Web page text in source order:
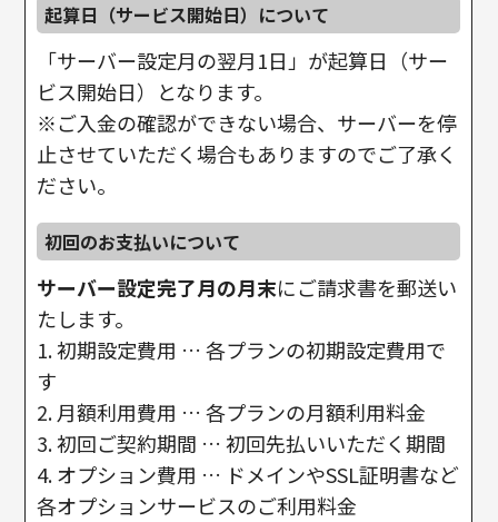
起算日（サービス開始日）について
「サーバー設定月の翌月1日」が起算日（サー
ビス開始日）となります。
※ご入金の確認ができない場合、サーバーを停
止させていただく場合もありますのでご了承く
ださい。
初回のお支払いについて
サーバー設定完了月の月末にご請求書を郵送い
たします。
1. 初期設定費用 … 各プランの初期設定費用で
す
2. 月額利用費用 … 各プランの月額利用料金
3. 初回ご契約期間 … 初回先払いいただく期間
4. オプション費用 … ドメインやSSL証明書など
各オプションサービスのご利用料金